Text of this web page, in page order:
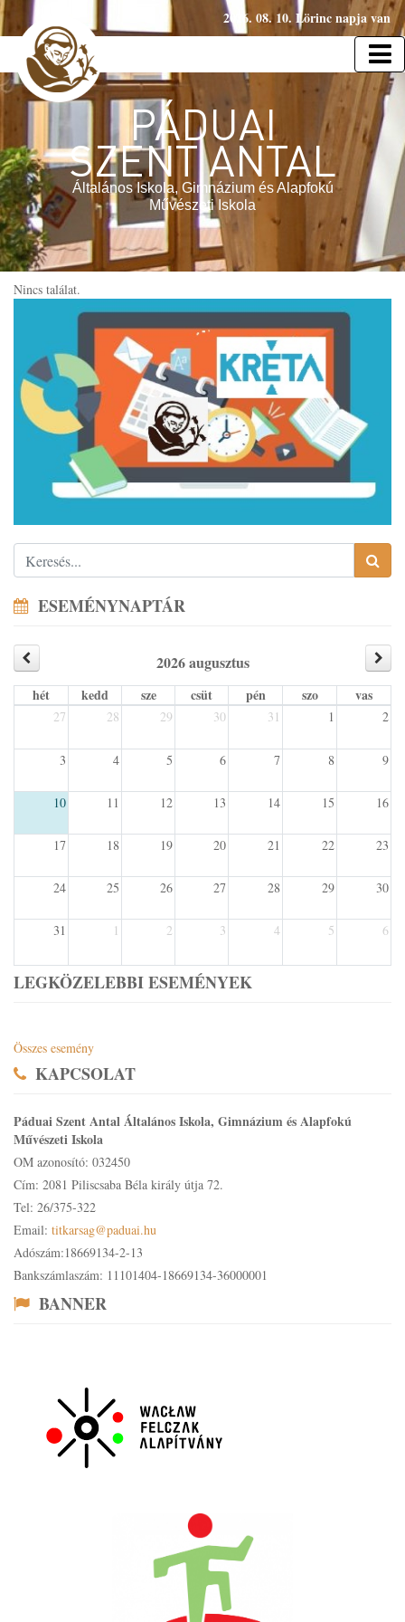
2026. 08. 10. Lörinc napja van
PÁDUAI
SZENT ANTAL
Általános Iskola, Gimnázium és Alapfokú
Művészeti Iskola
Nincs találat.
ESEMÉNYNAPTÁR
2026 augusztus
hét kedd sze csüt pén szo vas
27 28 29 30 31 1 2
3 4 5 6 7 8 9
10 11 12 13 14 15 16
17 18 19 20 21 22 23
24 25 26 27 28 29 30
31 1 2 3 4 5 6
LEGKÖZELEBBI ESEMÉNYEK
Összes esemény
KAPCSOLAT
Páduai Szent Antal Általános Iskola, Gimnázium és Alapfokú
Művészeti Iskola
OM azonosító: 032450
Cím: 2081 Piliscsaba Béla király útja 72.
Tel: 26/375-322
Email: titkarsag@paduai.hu
Adószám:18669134-2-13
Bankszámlaszám: 11101404-18669134-36000001
BANNER